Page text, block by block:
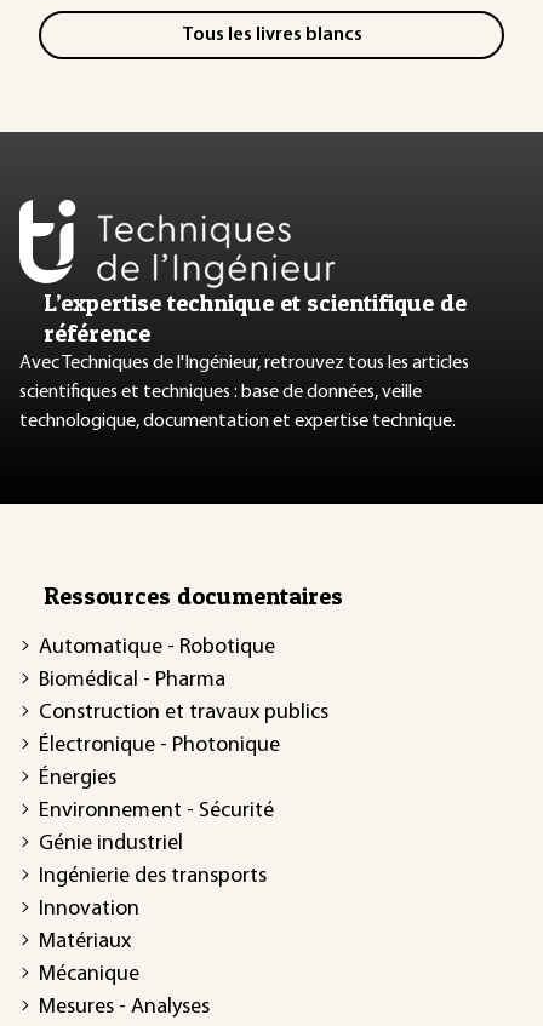
Tous les livres blancs
L’expertise technique et scientifique de
référence
Avec Techniques de l'Ingénieur, retrouvez tous les articles
scientifiques et techniques : base de données, veille
technologique, documentation et expertise technique.
Ressources documentaires
Automatique - Robotique
Biomédical - Pharma
Construction et travaux publics
Électronique - Photonique
Énergies
Environnement - Sécurité
Génie industriel
Ingénierie des transports
Innovation
Matériaux
Mécanique
Mesures - Analyses